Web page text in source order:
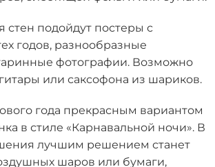
стен подойдут постеры с
годов, разнообразные
фотографии. Возможно
или саксофона из шариков.
года прекрасным вариантом
в стиле «Карнавальной ночи». В
лучшим решением станет
шаров или бумаги,